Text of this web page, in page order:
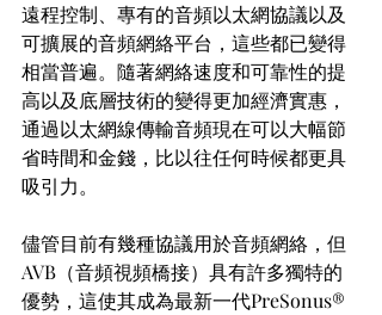
遠程控制、專有的音頻以太網協議以及
可擴展的音頻網絡平台，這些都已變得
相當普遍。隨著網絡速度和可靠性的提
高以及底層技術的變得更加經濟實惠，
通過以太網線傳輸音頻現在可以大幅節
省時間和金錢，比以往任何時候都更具
吸引力。
儘管目前有幾種協議用於音頻網絡，但
AVB（音頻視頻橋接）具有許多獨特的
優勢，這使其成為最新一代PreSonus®